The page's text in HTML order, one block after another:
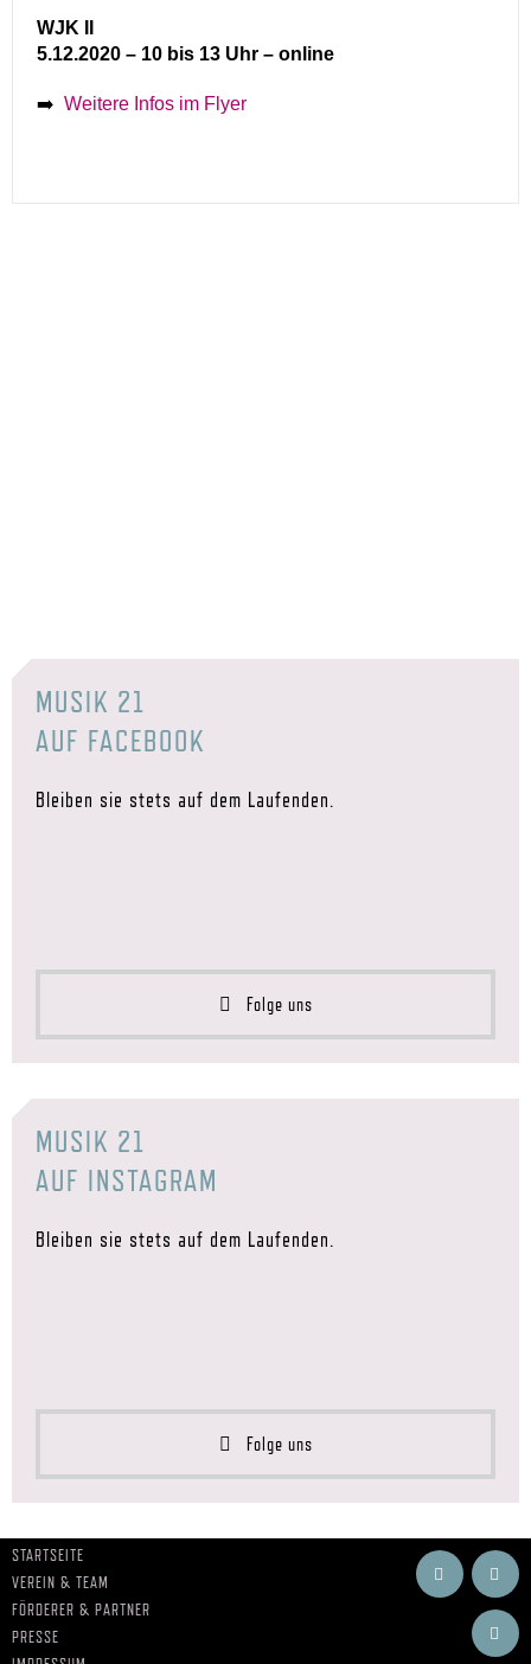
WJK II
5.12.2020 – 10 bis 13 Uhr – online
➡️ Weitere Infos im Flyer
MUSIK 21
AUF FACEBOOK
Bleiben sie stets auf dem Laufenden.
Folge uns
MUSIK 21
AUF INSTAGRAM
Bleiben sie stets auf dem Laufenden.
Folge uns
STARTSEITE
VEREIN & TEAM
FÖRDERER & PARTNER
PRESSE